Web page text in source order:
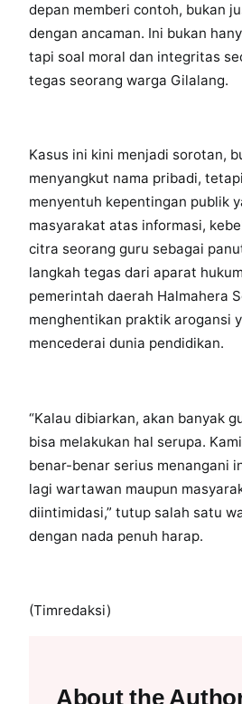
depan memberi contoh, bukan
dengan ancaman. Ini bukan
tapi soal moral dan integritas
tegas seorang warga Gilalang.
Kasus ini kini menjadi sorotan,
menyangkut nama pribadi,
menyentuh kepentingan publik
masyarakat atas informasi,
citra seorang guru sebagai
langkah tegas dari aparat
pemerintah daerah Halmahera
menghentikan praktik arogansi
mencederai dunia pendidikan.
“Kalau dibiarkan, akan banyak
bisa melakukan hal serupa.
benar-benar serius menangani
lagi wartawan maupun
diintimidasi,” tutup salah satu
dengan nada penuh harap.
(Timredaksi)
About the